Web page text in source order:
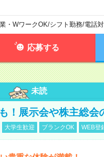
・WワークOK/シフト勤務/電話
応募する
未読
！展示会や株主総会
大学生歓迎 ブランクOK WEB登